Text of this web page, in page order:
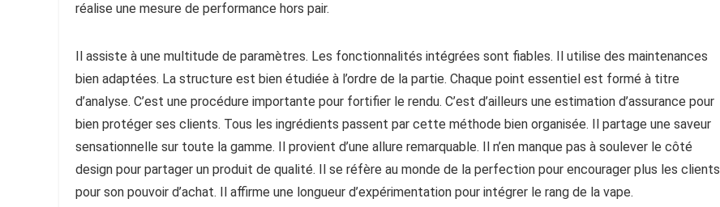
réalise une mesure de performance hors pair.
Il assiste à une multitude de paramètres. Les fonctionnalités intégrées sont fiables. Il utilise des maintenances
bien adaptées. La structure est bien étudiée à l’ordre de la partie. Chaque point essentiel est formé à titre
d’analyse. C’est une procédure importante pour fortifier le rendu. C’est d’ailleurs une estimation d’assurance pour
bien protéger ses clients. Tous les ingrédients passent par cette méthode bien organisée. Il partage une saveur
sensationnelle sur toute la gamme. Il provient d’une allure remarquable. Il n’en manque pas à soulever le côté
design pour partager un produit de qualité. Il se réfère au monde de la perfection pour encourager plus les clients
pour son pouvoir d’achat. Il affirme une longueur d’expérimentation pour intégrer le rang de la vape.